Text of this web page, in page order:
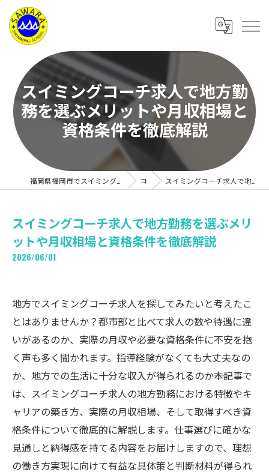
スイミングコーチ求人で地方勤
務を選ぶメリットや月収相場と
資格条件を徹底解説
コラム スイミングコーチ求人で地方勤務を選ぶメリットや月収相場と資格条件を徹底解説
スイミングコーチ求人で地方勤務を選ぶメリ
ットや月収相場と資格条件を徹底解説
2026/06/01
地方でスイミングコーチ求人を探してみたいと考えたこ
とはありませんか？都市部と比べて求人の数や待遇に違
いがあるのか、実際の月収や必要な資格条件に不安を抱
く声も多く聞かれます。指導経験がなくても大丈夫なの
か、地方での生活に十分な収入が得られるのか――本記事で
は、スイミングコーチ求人の地方勤務における特徴やキ
ャリアの築き方、実際の月収相場、そして取得すべき資
格条件について徹底的に解説します。仕事選びに確かな
見通しと納得感を持てる内容をお届けしますので、理想
の働き方実現に向けて有益な具体策と判断材料が得られ